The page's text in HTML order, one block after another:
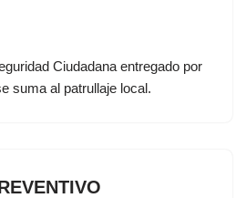
Ciudadana entregado por
suma al patrullaje local.